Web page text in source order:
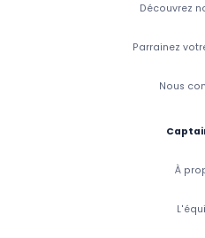
Découvrez
Parrainez
Nous
À